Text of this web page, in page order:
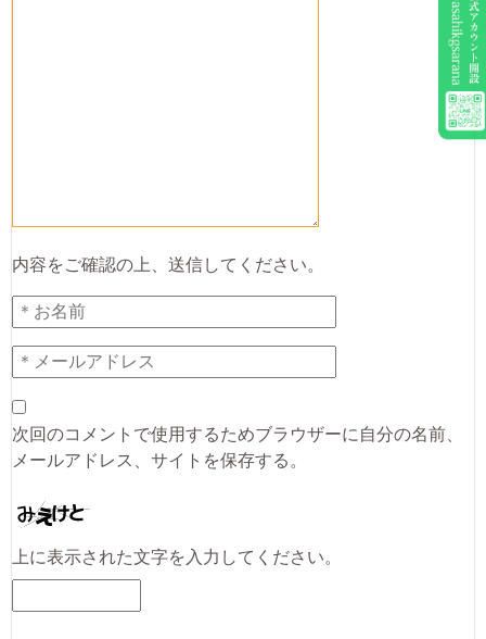
内容をご確認の上、送信してください。
次回のコメントで使用するためブラウザーに自分の名前、
メールアドレス、サイトを保存する。
上に表示された文字を入力してください。